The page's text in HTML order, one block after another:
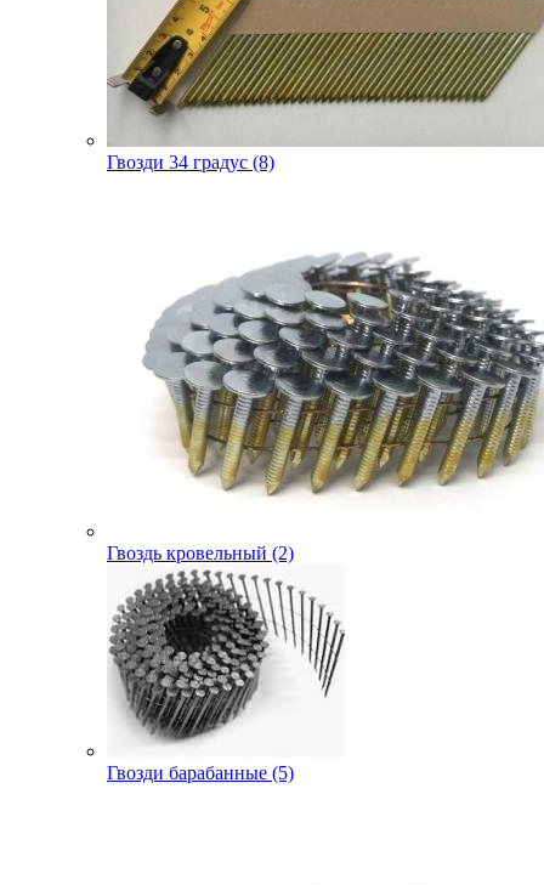
Гвозди 34 градус (8)
Гвоздь кровельный (2)
Гвозди барабанные (5)